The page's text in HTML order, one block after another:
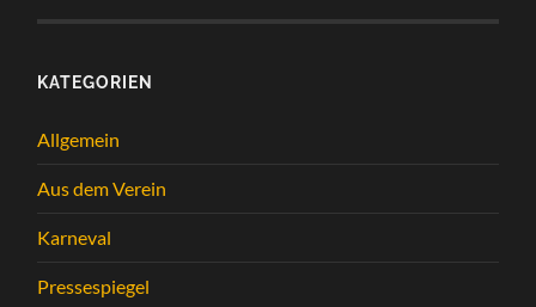
KATEGORIEN
Allgemein
Aus dem Verein
Karneval
Pressespiegel